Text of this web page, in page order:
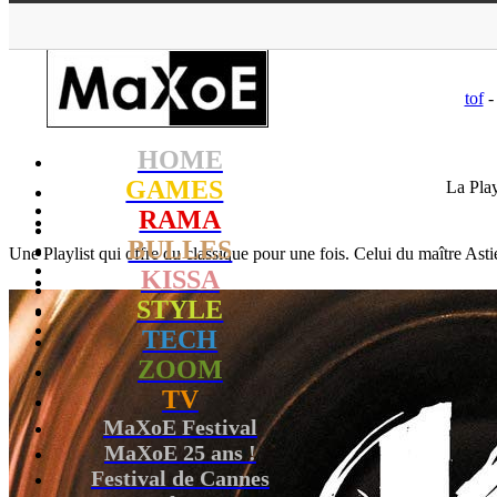
HOME
GAMES
RAMA
BULLES
KISSA
STYLE
TECH
ZOOM
TV
MaXoE Festival
MaXoE 25 ans !
Festival de Cannes
tof-
La
Une Playlist qui offre du classique pour une fois. Celui du maître